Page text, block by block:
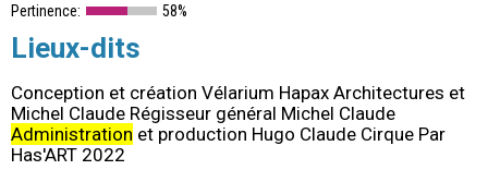
Pertinence: 58%
Lieux-dits
Conception et création Vélarium Hapax Architectures et
Michel Claude Régisseur général Michel Claude
Administration et production Hugo Claude Cirque Par
Has'ART 2022